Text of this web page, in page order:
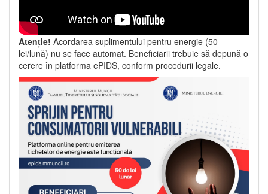
Atenție! Acordarea suplimentului pentru energie (50
lei/lună) nu se face automat. Beneficiarii trebuie să depună o
cerere în platforma ePIDS, conform procedurii legale.